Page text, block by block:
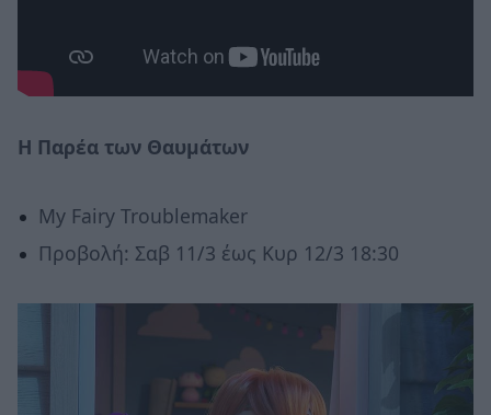
Η Παρέα των Θαυμάτων
My Fairy Troublemaker
Προβολή: Σαβ 11/3 έως Κυρ 12/3 18:30